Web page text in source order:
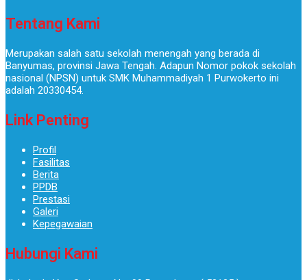
Tentang Kami
Merupakan salah satu sekolah menengah yang berada di
Banyumas, provinsi Jawa Tengah. Adapun Nomor pokok sekolah
nasional (NPSN) untuk SMK Muhammadiyah 1 Purwokerto ini
adalah 20330454.
Link Penting
Profil
Fasilitas
Berita
PPDB
Prestasi
Galeri
Kepegawaian
Hubungi Kami